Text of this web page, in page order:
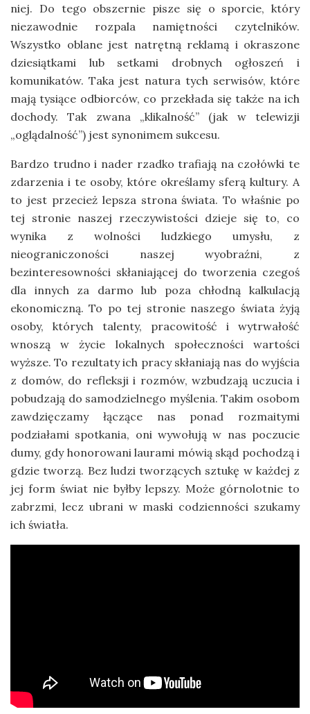
niej. Do tego obszernie pisze się o sporcie, który
niezawodnie rozpala namiętności czytelników.
Wszystko oblane jest natrętną reklamą i okraszone
dziesiątkami lub setkami drobnych ogłoszeń i
komunikatów. Taka jest natura tych serwisów, które
mają tysiące odbiorców, co przekłada się także na ich
dochody. Tak zwana „klikalność” (jak w telewizji
„oglądalność”) jest synonimem sukcesu.
Bardzo trudno i nader rzadko trafiają na czołówki te
zdarzenia i te osoby, które określamy sferą kultury. A
to jest przecież lepsza strona świata. To właśnie po
tej stronie naszej rzeczywistości dzieje się to, co
wynika z wolności ludzkiego umysłu, z
nieograniczoności naszej wyobraźni, z
bezinteresowności skłaniającej do tworzenia czegoś
dla innych za darmo lub poza chłodną kalkulacją
ekonomiczną. To po tej stronie naszego świata żyją
osoby, których talenty, pracowitość i wytrwałość
wnoszą w życie lokalnych społeczności wartości
wyższe. To rezultaty ich pracy skłaniają nas do wyjścia
z domów, do refleksji i rozmów, wzbudzają uczucia i
pobudzają do samodzielnego myślenia. Takim osobom
zawdzięczamy łączące nas ponad rozmaitymi
podziałami spotkania, oni wywołują w nas poczucie
dumy, gdy honorowani laurami mówią skąd pochodzą i
gdzie tworzą. Bez ludzi tworzących sztukę w każdej z
jej form świat nie byłby lepszy. Może górnolotnie to
zabrzmi, lecz ubrani w maski codzienności szukamy
ich światła.